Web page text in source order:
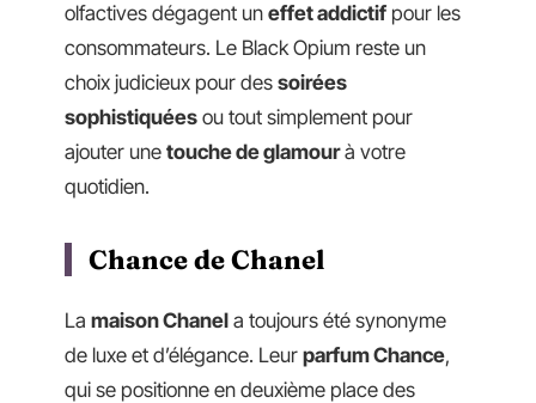
olfactives dégagent un effet addictif pour les
consommateurs. Le Black Opium reste un
choix judicieux pour des soirées
sophistiquées ou tout simplement pour
ajouter une touche de glamourà votre
quotidien.
Chance de Chanel
La maison Chanel a toujours été synonyme
de luxe et d’élégance. Leur parfum Chance,
qui se positionne en deuxième place des